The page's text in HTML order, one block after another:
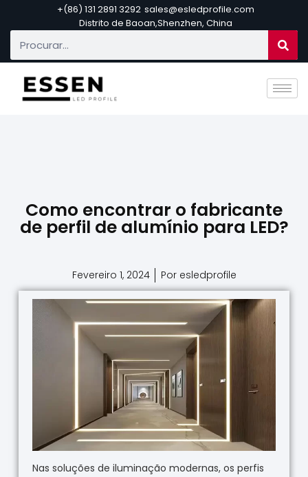
+(86) 131 2891 3292 sales@esledprofile.com
Distrito de Baoan,Shenzhen, China
Como encontrar o fabricante
de perfil de alumínio para LED?
Fevereiro 1, 2024 Por esledprofile
Nas soluções de iluminação modernas, os perfis